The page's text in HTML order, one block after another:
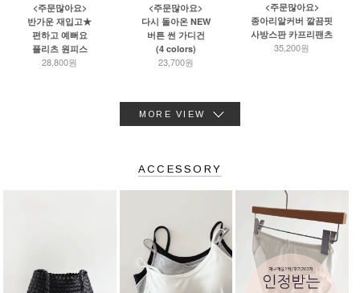
<주문많아요>
반가운 재입고★
편하고 예뻐요
플리츠 원피스
28,800원
<주문많아요>
다시 돌아온 NEW
버튼 썬 가디건
(4 colors)
23,700원
<주문많아요>
종아리알커버 깔끔핏
사방스판 카프리팬츠
35,200원
MORE VIEW
ACCESSORY